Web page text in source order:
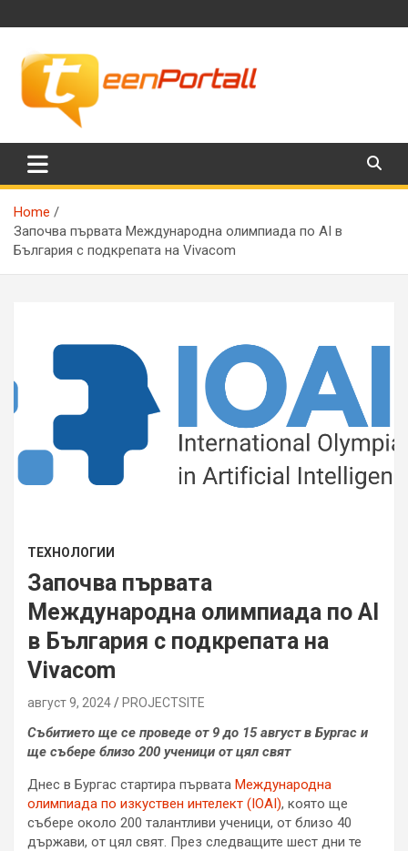
to
TeenPortall
Home
Започва първата Международна олимпиада по AI в
България с подкрепата на Vivacom
ТЕХНОЛОГИИ
Започва първата
Международна олимпиада по AI
в България с подкрепата на
Vivacom
август 9, 2024 PROJECTSITЕ
Събитието ще се проведе от 9 до 15 август в Бургас и
ще събере близо 200 ученици от цял свят
Днес в Бургас стартира първата Международна
олимпиада по изкуствен интелект (IOAI), която ще
събере около 200 талантливи ученици, от близо 40
държави, от цял свят. През следващите шест дни те